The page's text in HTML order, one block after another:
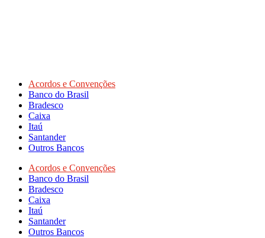
Acordos e Convenções
Banco do Brasil
Bradesco
Caixa
Itaú
Santander
Outros Bancos
Acordos e Convenções
Banco do Brasil
Bradesco
Caixa
Itaú
Santander
Outros Bancos